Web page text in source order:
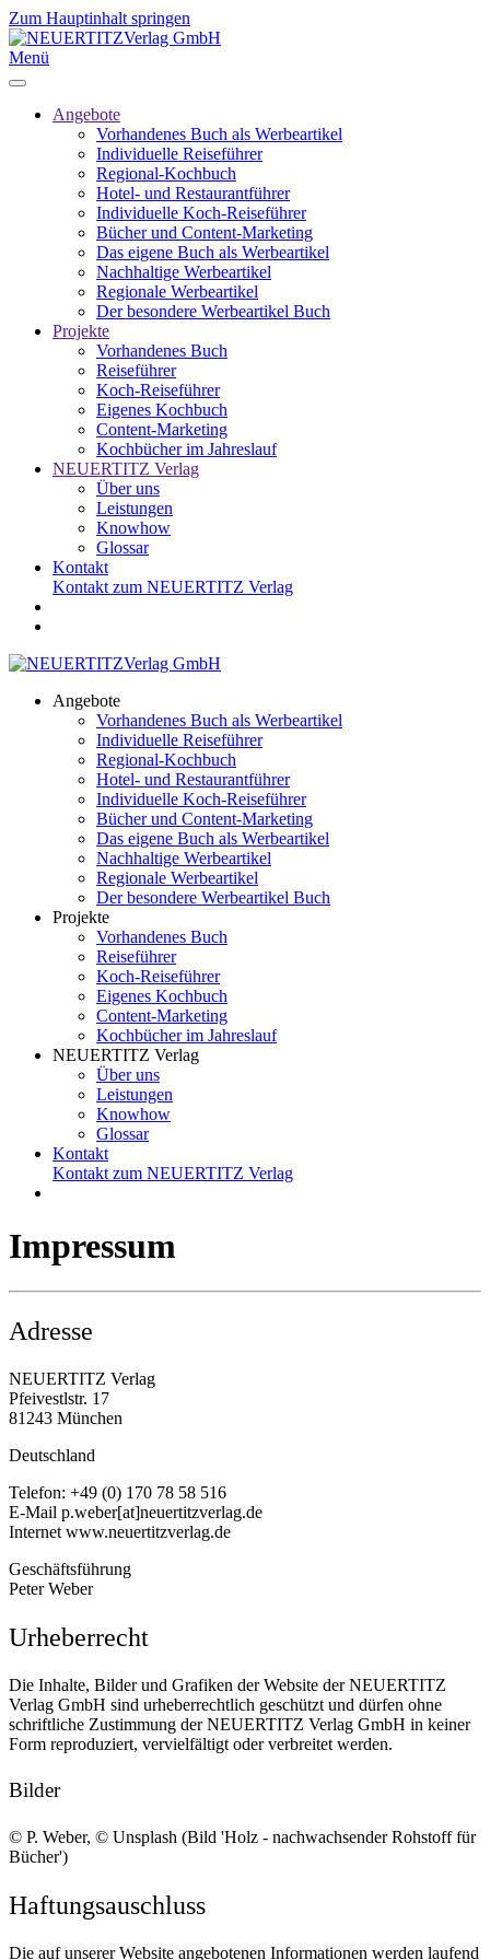
Zum Hauptinhalt springen
Menü
Angebote
Vorhandenes Buch als Werbeartikel
Individuelle Reiseführer
Regional-Kochbuch
Hotel- und Restaurantführer
Individuelle Koch-Reiseführer
Bücher und Content-Marketing
Das eigene Buch als Werbeartikel
Nachhaltige Werbeartikel
Regionale Werbeartikel
Der besondere Werbeartikel Buch
Projekte
Vorhandenes Buch
Reiseführer
Koch-Reiseführer
Eigenes Kochbuch
Content-Marketing
Kochbücher im Jahreslauf
NEUERTITZ Verlag
Über uns
Leistungen
Knowhow
Glossar
Kontakt
Kontakt zum NEUERTITZ Verlag
Angebote
Vorhandenes Buch als Werbeartikel
Individuelle Reiseführer
Regional-Kochbuch
Hotel- und Restaurantführer
Individuelle Koch-Reiseführer
Bücher und Content-Marketing
Das eigene Buch als Werbeartikel
Nachhaltige Werbeartikel
Regionale Werbeartikel
Der besondere Werbeartikel Buch
Projekte
Vorhandenes Buch
Reiseführer
Koch-Reiseführer
Eigenes Kochbuch
Content-Marketing
Kochbücher im Jahreslauf
NEUERTITZ Verlag
Über uns
Leistungen
Knowhow
Glossar
Kontakt
Kontakt zum NEUERTITZ Verlag
Impressum
Adresse
NEUERTITZ Verlag
Pfeivestlstr. 17
81243 München
Deutschland
Telefon: +49 (0) 170 78 58 516
E-Mail p.weber[at]neuertitzverlag.de
Internet www.neuertitzverlag.de
Geschäftsführung
Peter Weber
Urheberrecht
Die Inhalte, Bilder und Grafiken der Website der NEUERTITZ
Verlag GmbH sind urheberrechtlich geschützt und dürfen ohne
schriftliche Zustimmung der NEUERTITZ Verlag GmbH in keiner
Form reproduziert, vervielfältigt oder verbreitet werden.
Bilder
© P. Weber, © Unsplash (Bild 'Holz - nachwachsender Rohstoff für
Bücher')
Haftungsauschluss
Die auf unserer Website angebotenen Informationen werden laufend